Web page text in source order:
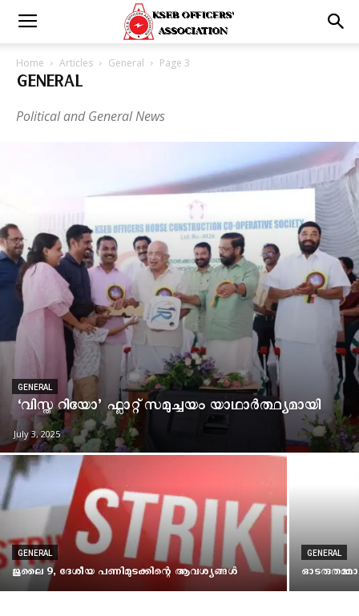
Home Articles General Page 3
GENERAL
Political and General News
GENERAL
‘വിസ്ത റിയോ’ ഫ്ലാറ്റ് സമുച്ചയം യാഥാർത്ഥ്യമായി
July 3, 2025
GENERAL
ജൂലൈ 9, ദേശീയ പണിമുടക്കിന്റെ ആവശ്യങ്ങള്‍
GENERAL